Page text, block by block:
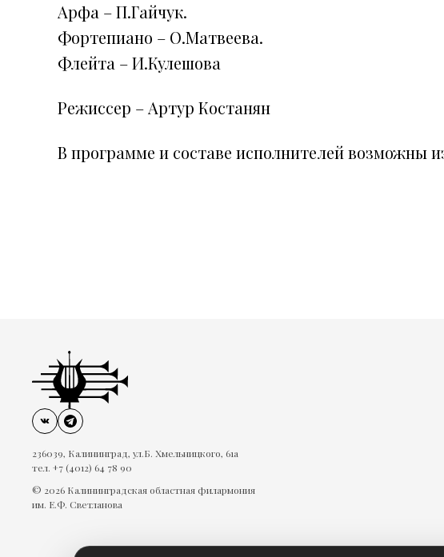
Арфа – П.Гайчук.
Фортепиано – О.Матвеева.
Флейта – И.Кулешова
Режиссер – Артур Костанян
В программе и составе исполнителей возможны
236039, Калининград, ул.Б. Хмельницкого, 61а
тел. +7 (4012) 64 78 90
© 2026 Калининградская областная филармония
им. Е.Ф. Светланова